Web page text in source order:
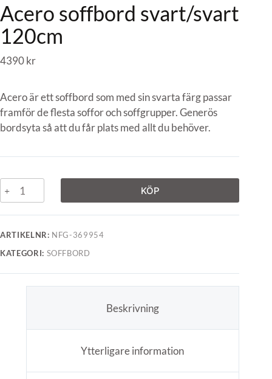
Acero soffbord svart/svart
120cm
4390kr
Acero är ett soffbord som med sin svarta färg passar
framför de flesta soffor och soffgrupper. Generös
bordsyta så att du får plats med allt du behöver.
KÖP
ARTIKELNR: NFG-369954
KATEGORI: SOFFBORD
Beskrivning
Ytterligare information